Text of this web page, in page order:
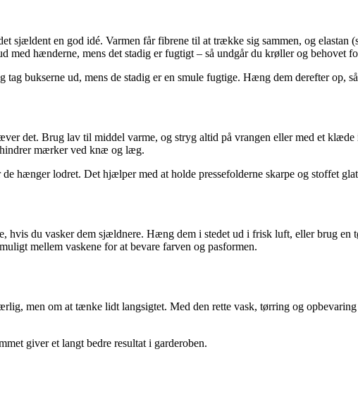
sjældent en god idé. Varmen får fibrene til at trække sig sammen, og elastan
hænderne, mens det stadig er fugtigt – så undgår du krøller og behovet
bukserne ud, mens de stadig er en smule fugtige. Hæng dem derefter op,
det. Brug lav til middel varme, og stryg altid på vrangen eller med et
mærker ved knæ og læg.
hænger lodret. Det hjælper med at holde pressefolderne skarpe og stoffet
hvis du vasker dem sjældnere. Hæng dem i stedet ud i frisk luft, eller brug
mellem vaskene for at bevare farven og pasformen.
men om at tænke lidt langsigtet. Med den rette vask, tørring og
giver et langt bedre resultat i garderoben.